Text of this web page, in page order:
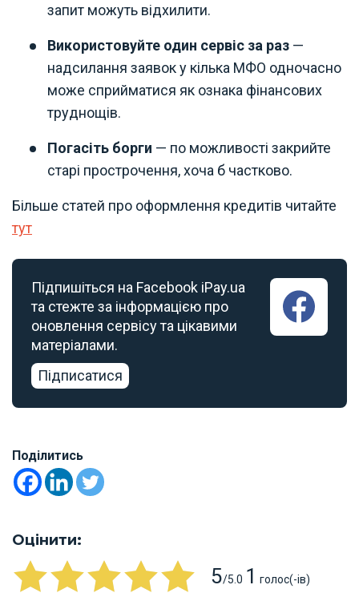
запит можуть відхилити.
Використовуйте один сервіс за раз —
надсилання заявок у кілька МФО одночасно
може сприйматися як ознака фінансових
труднощів.
Погасіть борги — по можливості закрийте
старі прострочення, хоча б частково.
Більше статей про оформлення кредитів читайте
тут
Підпишіться на Facebook iPay.ua
та стежте за інформацією про
оновлення сервісу та цікавими
матеріалами.
Підписатися
Поділитись
Оцінити:
5/5.0 1 голос(-ів)